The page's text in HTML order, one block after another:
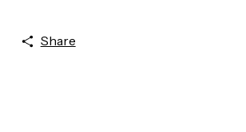
Share